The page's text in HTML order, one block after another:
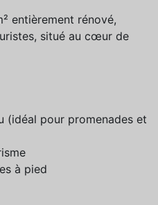
entièrement rénové,
situé au cœur de
(idéal pour promenades et
à pied